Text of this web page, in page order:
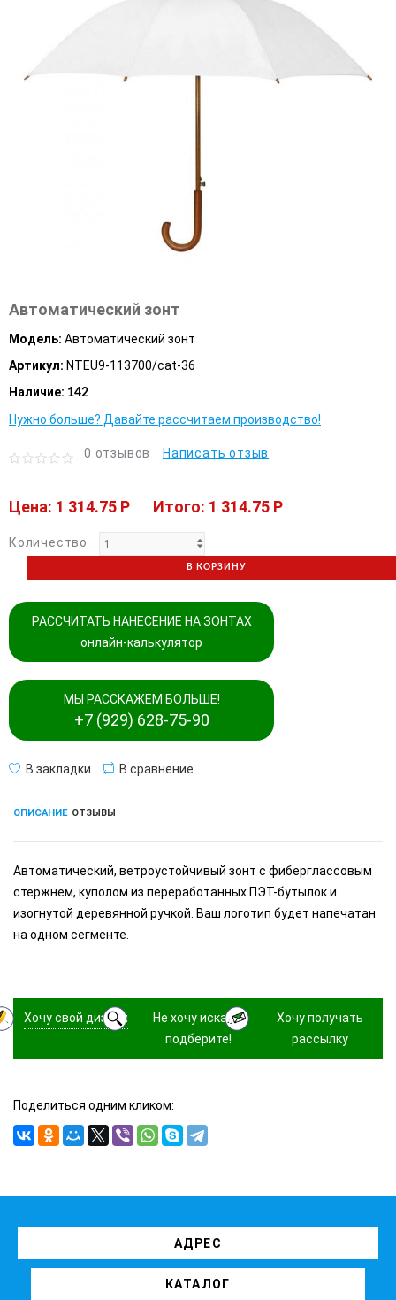
Автоматический зонт
Модель: Автоматический зонт
Артикул: NTEU9-113700/cat-36
Наличие: 142
Нужно больше? Давайте рассчитаем производство!
0 отзывов Написать отзыв
Цена: 1 314.75 P Итого: 1 314.75 P
Количество
В КОРЗИНУ
РАССЧИТАТЬ НАНЕСЕНИЕ НА ЗОНТАХ
онлайн-калькулятор
МЫ РАССКАЖЕМ БОЛЬШЕ!
+7 (929) 628-75-90
В закладки В сравнение
ОПИСАНИЕ ОТЗЫВЫ
Автоматический, ветроустойчивый зонт с фиберглассовым
стержнем, куполом из переработанных ПЭТ-бутылок и
изогнутой деревянной ручкой. Ваш логотип будет напечатан
на одном сегменте.
Хочу свой дизайн
Не хочу искать,
подберите!
Хочу получать
рассылку
Поделиться одним кликом:
АДРЕС
КАТАЛОГ